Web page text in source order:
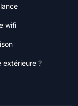
wifi
extérieure ?